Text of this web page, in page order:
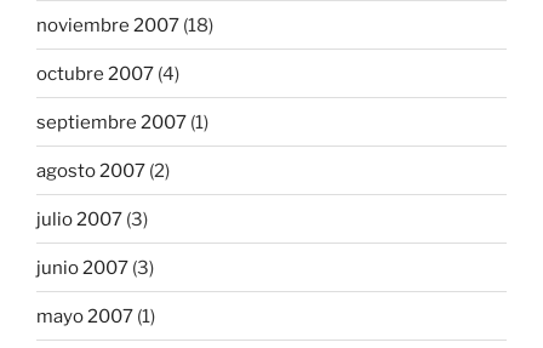
noviembre 2007 (18)
octubre 2007 (4)
septiembre 2007 (1)
agosto 2007 (2)
julio 2007 (3)
junio 2007 (3)
mayo 2007 (1)